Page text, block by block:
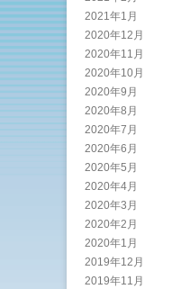
2021年1月
2020年12月
2020年11月
2020年10月
2020年9月
2020年8月
2020年7月
2020年6月
2020年5月
2020年4月
2020年3月
2020年2月
2020年1月
2019年12月
2019年11月